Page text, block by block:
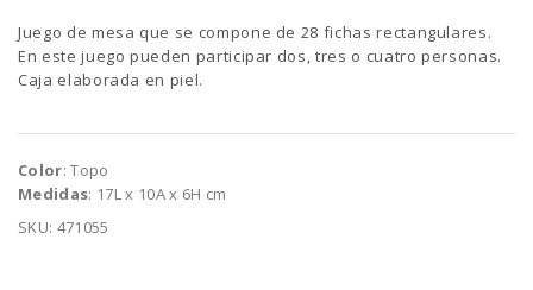
Juego de mesa que se compone de 28 fichas rectangulares.
En este juego pueden participar dos, tres o cuatro personas.
Caja elaborada en piel.
Color: Topo
Medidas: 17L x 10A x 6H cm
SKU: 471055